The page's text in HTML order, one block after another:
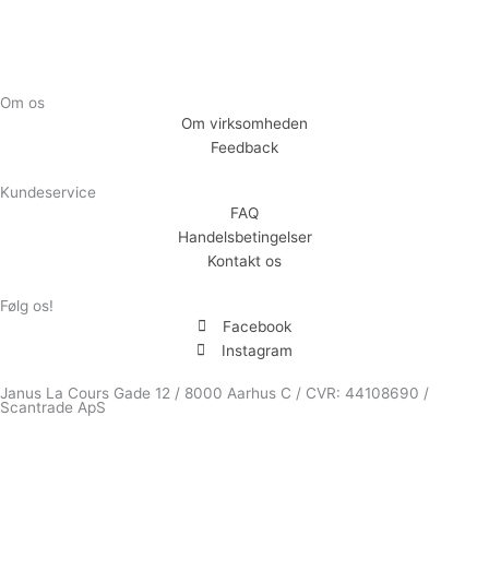
Om os
Om virksomheden
Feedback
Kundeservice
FAQ
Handelsbetingelser
Kontakt os
Følg os!
Facebook
Instagram
Janus La Cours Gade 12 / 8000 Aarhus C / CVR: 44108690 /
Scantrade ApS